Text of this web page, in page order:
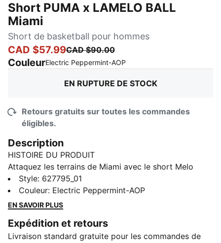
Short PUMA x LAMELO BALL
Miami
Short de basketball pour hommes
CAD $57.99CAD $90.00
CouleurElectric Peppermint-AOP
EN RUPTURE DE STOCK
Retours gratuits sur toutes les commandes
éligibles.
Description
HISTOIRE DU PRODUIT
Attaquez les terrains de Miami avec le short Melo
Miami Vice. Les poches zippées vous permettent de
ranger vos objets essentiels lorsque vous faites face à
l’adversaire. Restez au frais sous la pression grâce à la
dans le confort d'une coupe décontractée. Lorsque le
signal sonore retentira, vous serez le dernier homme
Style: 627795_01
Couleur: Electric Peppermint-AOP
EN SAVOIR PLUS
Expédition et retours
Livraison standard gratuite pour les commandes de